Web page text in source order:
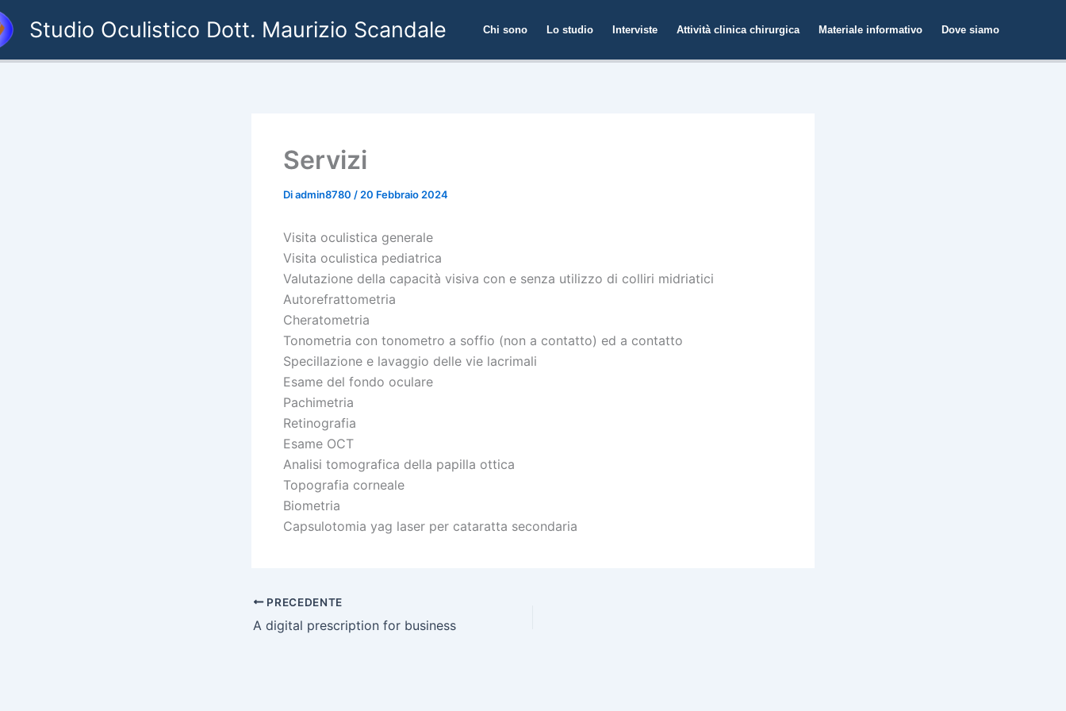
Vai
al
contenuto
Studio Oculistico Dott. Maurizio Scandale Chi sono Lo studio Interviste Attività clinica chirurgica Materiale informativo Dove siamo
Servizi
Diadmin8780 / 20 Febbraio 2024
Visita oculistica generale
Visita oculistica pediatrica
Valutazione della capacità visiva con e senza utilizzo di colliri midriatici
Autorefrattometria
Cheratometria
Tonometria con tonometro a soffio (non a contatto) ed a contatto
Specillazione e lavaggio delle vie lacrimali
Esame del fondo oculare
Pachimetria
Retinografia
Esame OCT
Analisi tomografica della papilla ottica
Topografia corneale
Biometria
Capsulotomia yag laser per cataratta secondaria
PRECEDENTE
A digital prescription for business